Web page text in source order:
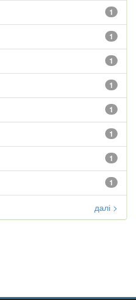
1
1
1
1
1
1
1
1
далі >